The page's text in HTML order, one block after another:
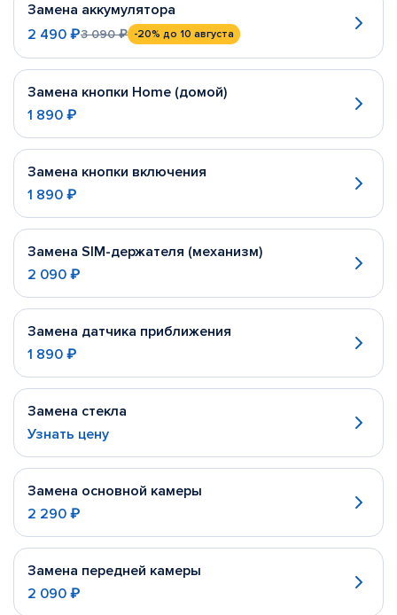
Замена аккумулятора
2 490 ₽3 090 ₽ -20% до 10 августа
Замена кнопки Home (домой)
1 890 ₽
Замена кнопки включения
1 890 ₽
Замена SIM-держателя (механизм)
2 090 ₽
Замена датчика приближения
1 890 ₽
Замена стекла
Узнать цену
Замена основной камеры
2 290 ₽
Замена передней камеры
2 090 ₽